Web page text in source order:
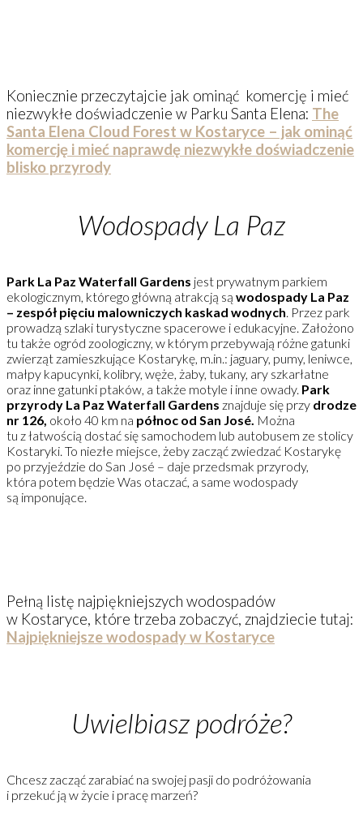
Koniecznie przeczytajcie jak ominąć komercję i mieć
niezwykłe doświadczenie w Parku Santa Elena: The
Santa Elena Cloud Forest w Kostaryce – jak ominąć
komercję i mieć naprawdę niezwykłe doświadczenie
blisko przyrody
Wodospady La Paz
Park La Paz Waterfall Gardens jest prywatnym parkiem
ekologicznym, którego główną atrakcją są wodospady La Paz
– zespół pięciu malowniczych kaskad wodnych. Przez park
prowadzą szlaki turystyczne spacerowe i edukacyjne. Założono
tu także ogród zoologiczny, w którym przebywają różne gatunki
zwierząt zamieszkujące Kostarykę, m.in.: jaguary, pumy, leniwce,
małpy kapucynki, kolibry, węże, żaby, tukany, ary szkarłatne
oraz inne gatunki ptaków, a także motyle i inne owady. Park
przyrody La Paz Waterfall Gardens znajduje się przy drodze
nr 126, około 40 km na północ od San José. Można
tu z łatwością dostać się samochodem lub autobusem ze stolicy
Kostaryki. To niezłe miejsce, żeby zacząć zwiedzać Kostarykę
po przyjeździe do San José – daje przedsmak przyrody,
która potem będzie Was otaczać, a same wodospady
są imponujące.
Pełną listę najpiękniejszych wodospadów
w Kostaryce, które trzeba zobaczyć, znajdziecie tutaj:
Najpiękniejsze wodospady w Kostaryce
Uwielbiasz podróże?
Chcesz zacząć zarabiać na swojej pasji do podróżowania
i przekuć ją w życie i pracę marzeń?